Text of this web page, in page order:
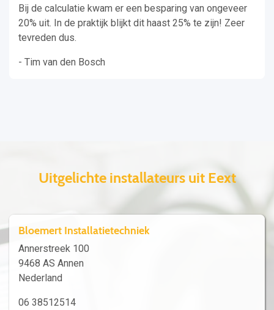
Bij de calculatie kwam er een besparing van ongeveer
20% uit. In de praktijk blijkt dit haast 25% te zijn! Zeer
tevreden dus.
- Tim van den Bosch
Uitgelichte installateurs uit Eext
Bloemert Installatietechniek
Annerstreek 100
9468 AS Annen
Nederland
06 38512514